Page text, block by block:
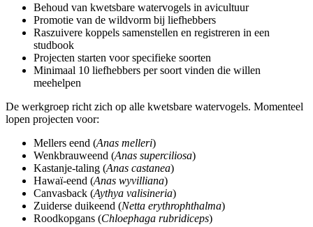
Behoud van kwetsbare watervogels in avicultuur
Promotie van de wildvorm bij liefhebbers
Raszuivere koppels samenstellen en registreren in een
studbook
Projecten starten voor specifieke soorten
Minimaal 10 liefhebbers per soort vinden die willen
meehelpen
De werkgroep richt zich op alle kwetsbare watervogels. Momenteel
lopen projecten voor:
Mellers eend (Anas melleri)
Wenkbrauweend (Anas superciliosa)
Kastanje-taling (Anas castanea)
Hawaï-eend (Anas wyvilliana)
Canvasback (Aythya valisineria)
Zuiderse duikeend (Netta erythrophthalma)
Roodkopgans (Chloephaga rubridiceps)